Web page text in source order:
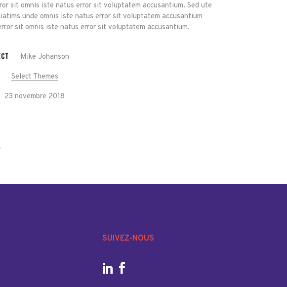
sit omnis iste natus error sit voluptatem accusantium. Sed ute
unde omnis iste natus error sit voluptatem accusantium
sit omnis iste natus error sit voluptatem accusantium.
Mike Johanson
Select Themes
23 novembre 2018
SUIVEZ-NOUS